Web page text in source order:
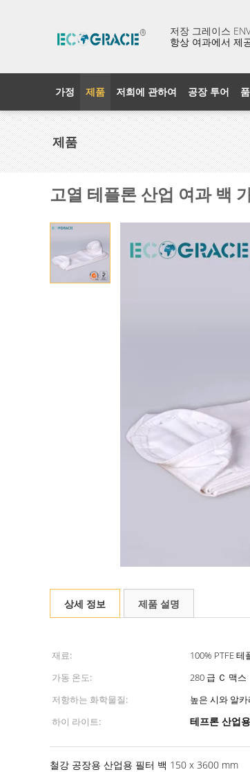
저장 그레이스
항상 여과에서 제
가정 제품 저희에 관하여 공장 투어
제품
고열 테플론 산업 여과 백
상세 정보 제품 설명
재료: 100% PTFE 테
가동 온도:
280 급 Ｃ 맥스
저항하는 화학물질:
높은 시와 알
하이 라이트:
테프론 산업
철강 공장용 산업용 필터 백 150 x 3600 mm